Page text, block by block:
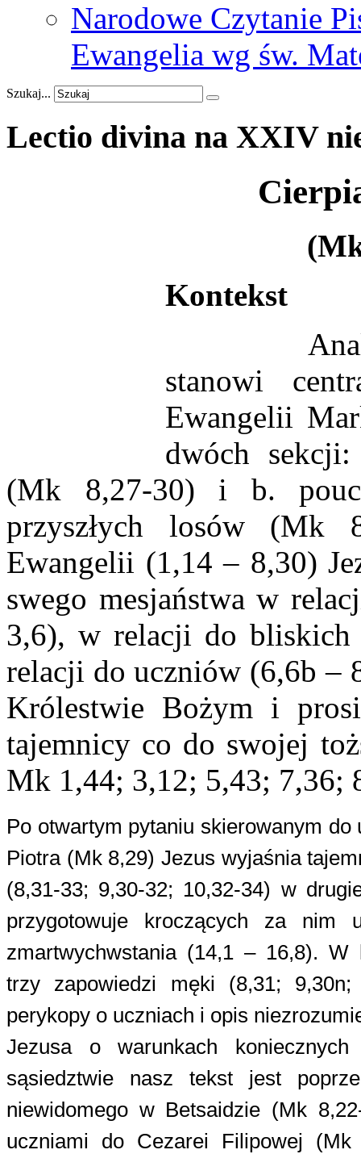
Narodowe Czytanie
Ewangelia wg św.
Szukaj...
Lectio divina na XXIV
Kontekst
stanowi
Ewangelii
dwóch
(Mk 8,27-30) i b.
przyszłych losów (Mk
Ewangelii (1,14 – 8,30)
swego mesjaństwa w
3,6), w relacji do
relacji do uczniów (6,6b –
Królestwie Bożym i
tajemnicy co do swojej
Mk 1,44; 3,12; 5,43; 7,36;
Po otwartym pytaniu skierowanym
Piotra (Mk 8,29) Jezus wyjaśnia
(8,31-33; 9,30-32; 10,32-34) w
przygotowuje kroczących za nim
zmartwychwstania (14,1 – 16,8).
trzy zapowiedzi męki (8,31;
perykopy o uczniach i opis
Jezusa o warunkach
sąsiedztwie nasz tekst jest
niewidomego w Betsaidzie (Mk
uczniami do Cezarei Filipowej